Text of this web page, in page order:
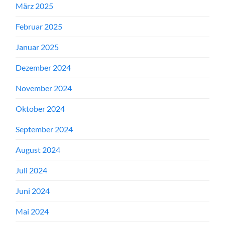
März 2025
Februar 2025
Januar 2025
Dezember 2024
November 2024
Oktober 2024
September 2024
August 2024
Juli 2024
Juni 2024
Mai 2024